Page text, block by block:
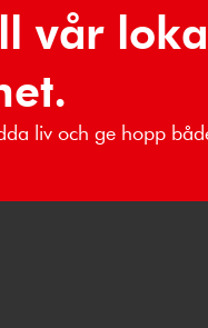
vår
liv och ge hopp